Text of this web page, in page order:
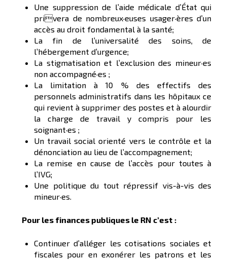
Une suppression de l’aide médicale d’État qui
privera de nombreux·euses usager·ères d’un
accès au droit fondamental à la santé;
La fin de l’universalité des soins, de
l’hébergement d’urgence;
La stigmatisation et l’exclusion des mineur·es
non accompagné·es ;
La limitation à 10 % des effectifs des
personnels administratifs dans les hôpitaux ce
qui revient à supprimer des postes et à alourdir
la charge de travail y compris pour les
soignant·es ;
Un travail social orienté vers le contrôle et la
dénonciation au lieu de l’accompagnement;
La remise en cause de l’accès pour toutes à
l’IVG;
Une politique du tout répressif vis-à-vis des
mineur·es.
Pour les finances publiques le RN c’est :
Continuer d’alléger les cotisations sociales et
fiscales pour en exonérer les patrons et les